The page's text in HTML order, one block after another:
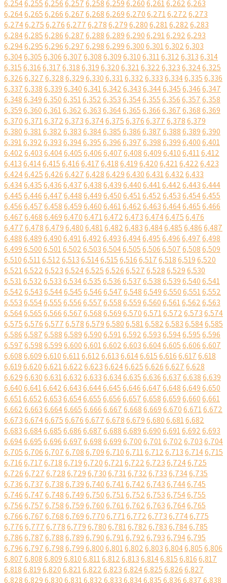
6,2546,2556,2566,2576,2586,2596,2606,2616,2626,263
6,2646,2656,2666,2676,2686,2696,2706,2716,2726,273
6,2746,2756,2766,2776,2786,2796,2806,2816,2826,283
6,2846,2856,2866,2876,2886,2896,2906,2916,2926,293
6,2946,2956,2966,2976,2986,2996,3006,3016,3026,303
6,3046,3056,3066,3076,3086,3096,3106,3116,3126,3136,314
6,3156,3166,3176,3186,3196,3206,3216,3226,3236,3246,325
6,3266,3276,3286,3296,3306,3316,3326,3336,3346,3356,336
6,3376,3386,3396,3406,3416,3426,3436,3446,3456,3466,347
6,3486,3496,3506,3516,3526,3536,3546,3556,3566,3576,358
6,3596,3606,3616,3626,3636,3646,3656,3666,3676,3686,369
6,3706,3716,3726,3736,3746,3756,3766,3776,3786,379
6,3806,3816,3826,3836,3846,3856,3866,3876,3886,3896,390
6,3916,3926,3936,3946,3956,3966,3976,3986,3996,4006,401
6,4026,4036,4046,4056,4066,4076,4086,4096,4106,4116,412
6,4136,4146,4156,4166,4176,4186,4196,4206,4216,4226,423
6,4246,4256,4266,4276,4286,4296,4306,4316,4326,433
6,4346,4356,4366,4376,4386,4396,4406,4416,4426,4436,444
6,4456,4466,4476,4486,4496,4506,4516,4526,4536,4546,455
6,4566,4576,4586,4596,4606,4616,4626,4636,4646,4656,466
6,4676,4686,4696,4706,4716,4726,4736,4746,4756,476
6,4776,4786,4796,4806,4816,4826,4836,4846,4856,4866,487
6,4886,4896,4906,4916,4926,4936,4946,4956,4966,4976,498
6,4996,5006,5016,5026,5036,5046,5056,5066,5076,5086,509
6,5106,5116,5126,5136,5146,5156,5166,5176,5186,5196,520
6,5216,5226,5236,5246,5256,5266,5276,5286,5296,530
6,5316,5326,5336,5346,5356,5366,5376,5386,5396,5406,541
6,5426,5436,5446,5456,5466,5476,5486,5496,5506,5516,552
6,5536,5546,5556,5566,5576,5586,5596,5606,5616,5626,563
6,5646,5656,5666,5676,5686,5696,5706,5716,5726,5736,574
6,5756,5766,5776,5786,5796,5806,5816,5826,5836,5846,585
6,5866,5876,5886,5896,5906,5916,5926,5936,5946,5956,596
6,5976,5986,5996,6006,6016,6026,6036,6046,6056,6066,607
6,6086,6096,6106,6116,6126,6136,6146,6156,6166,6176,618
6,6196,6206,6216,6226,6236,6246,6256,6266,6276,628
6,6296,6306,6316,6326,6336,6346,6356,6366,6376,6386,639
6,6406,6416,6426,6436,6446,6456,6466,6476,6486,6496,650
6,6516,6526,6536,6546,6556,6566,6576,6586,6596,6606,661
6,6626,6636,6646,6656,6666,6676,6686,6696,6706,6716,672
6,6736,6746,6756,6766,6776,6786,6796,6806,6816,682
6,6836,6846,6856,6866,6876,6886,6896,6906,6916,6926,693
6,6946,6956,6966,6976,6986,6996,7006,7016,7026,7036,704
6,7056,7066,7076,7086,7096,7106,7116,7126,7136,7146,715
6,7166,7176,7186,7196,7206,7216,7226,7236,7246,725
6,7266,7276,7286,7296,7306,7316,7326,7336,7346,735
6,7366,7376,7386,7396,7406,7416,7426,7436,7446,745
6,7466,7476,7486,7496,7506,7516,7526,7536,7546,755
6,7566,7576,7586,7596,7606,7616,7626,7636,7646,765
6,7666,7676,7686,7696,7706,7716,7726,7736,7746,775
6,7766,7776,7786,7796,7806,7816,7826,7836,7846,785
6,7866,7876,7886,7896,7906,7916,7926,7936,7946,795
6,7966,7976,7986,7996,8006,8016,8026,8036,8046,8056,806
6,8076,8086,8096,8106,8116,8126,8136,8146,8156,8166,817
6,8186,8196,8206,8216,8226,8236,8246,8256,8266,827
6,8286,8296,8306,8316,8326,8336,8346,8356,8366,8376,838